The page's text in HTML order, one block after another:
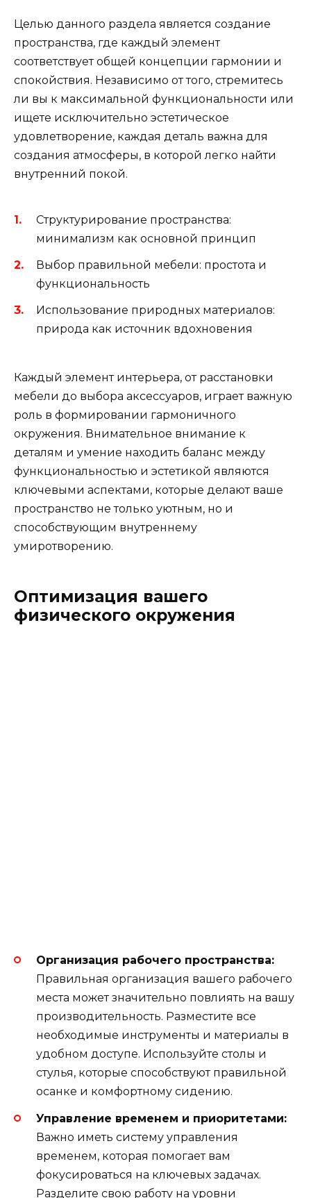
Целью данного раздела является создание
пространства, где каждый элемент
соответствует общей концепции гармонии и
спокойствия. Независимо от того, стремитесь
ли вы к максимальной функциональности или
ищете исключительно эстетическое
удовлетворение, каждая деталь важна для
создания атмосферы, в которой легко найти
внутренний покой.
Структурирование пространства:
минимализм как основной принцип
Выбор правильной мебели: простота и
функциональность
Использование природных материалов:
природа как источник вдохновения
Каждый элемент интерьера, от расстановки
мебели до выбора аксессуаров, играет важную
роль в формировании гармоничного
окружения. Внимательное внимание к
деталям и умение находить баланс между
функциональностью и эстетикой являются
ключевыми аспектами, которые делают ваше
пространство не только уютным, но и
способствующим внутреннему
умиротворению.
Оптимизация вашего
физического окружения
Организация рабочего пространства:
Правильная организация вашего рабочего
места может значительно повлиять на вашу
производительность. Разместите все
необходимые инструменты и материалы в
удобном доступе. Используйте столы и
стулья, которые способствуют правильной
осанке и комфортному сидению.
Управление временем и приоритетами:
Важно иметь систему управления
временем, которая помогает вам
фокусироваться на ключевых задачах.
Разделите свою работу на уровни